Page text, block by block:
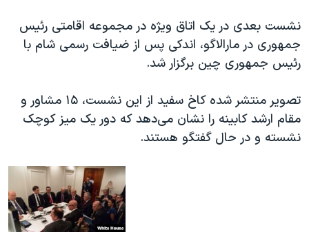
نشست بعدی در یک اتاق ویژه در مجموعه اقامتی رئیس
جمهوری در مارالاگو، اندکی پس از ضیافت رسمی شام با
رئیس جمهوری چین برگزار شد.
تصویر منتشر شده کاخ سفید از این نشست، ۱۵ مشاور و
مقام ارشد کابینه را نشان می‌دهد که دور یک میز کوچک
نشسته و در حال گفتگو هستند.